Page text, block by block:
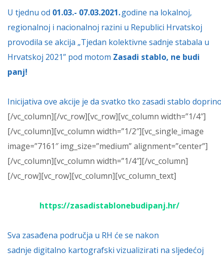
U tjednu od 01.03.- 07.03.2021.godine na lokalnoj,
regionalnoj i nacionalnoj razini u Republici Hrvatskoj
provodila se akcija „Tjedan kolektivne sadnje stabala u
Hrvatskoj 2021” pod motom Zasadi stablo, ne budi
panj!
Inicijativa ove akcije je da svatko tko zasadi stablo
[/vc_column][/vc_row][vc_row][vc_column width=”1/4″]
[/vc_column][vc_column width=”1/2″][vc_single_image
image=”7161″ img_size=”medium” alignment=”center”]
[/vc_column][vc_column width=”1/4″][/vc_column]
[/vc_row][vc_row][vc_column][vc_column_text]
https://zasadistablonebudipanj.hr/
Sva zasađena područja u RH će se nakon
sadnje digitalno kartografski vizualizirati na sljedećoj